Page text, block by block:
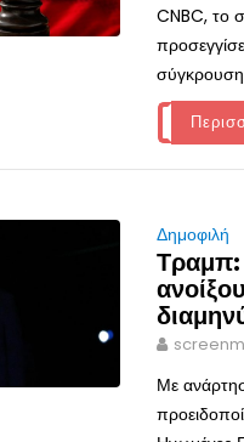
CNBC, το
Δημοφιλή
Τραμπ:
Με